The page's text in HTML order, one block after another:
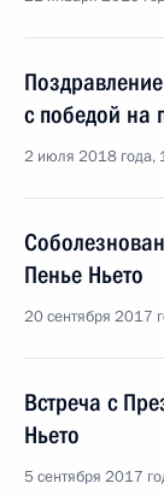
с победой на
2 июля 2018 года,
Пенье Ньето
20 сентября 2017
Встреча с
Ньето
5 сентября 2017